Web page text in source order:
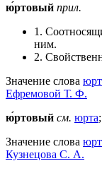
ю́ртовый прил.
1.
ним.
2.
Значение слова
Ефремовой Т. Ф.
ю́ртовый см. юрта
Значение слова
Кузнецова С. А.